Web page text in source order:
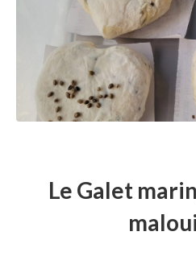
Le Galet